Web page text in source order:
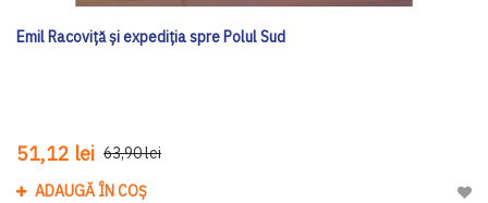
Emil Racoviță și expediția spre Polul Sud
51,12 lei 63,90 lei
ADAUGĂ ÎN COȘ